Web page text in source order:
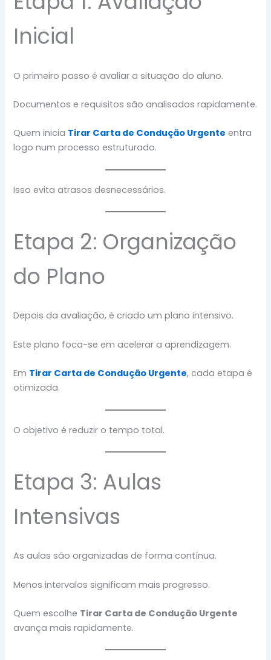
Inicial
O primeiro passo é avaliar a situação do aluno.
Documentos e requisitos são analisados rapidamente.
Quem inicia Tirar Carta de Condução Urgente entra
logo num processo estruturado.
Isso evita atrasos desnecessários.
Etapa 2: Organização
do Plano
Depois da avaliação, é criado um plano intensivo.
Este plano foca-se em acelerar a aprendizagem.
Em Tirar Carta de Condução Urgente, cada etapa é
otimizada.
O objetivo é reduzir o tempo total.
Etapa 3: Aulas
Intensivas
As aulas são organizadas de forma contínua.
Menos intervalos significam mais progresso.
Quem escolhe Tirar Carta de Condução Urgente
avança mais rapidamente.